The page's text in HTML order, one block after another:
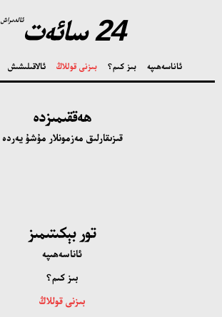
24 سائەت ئالدىراش
ئاناسەھىپە بىز كىم؟ بىزنى قوللاڭ ئالاقىلىشىش
ھەققىمىزدە
قىزىقارلىق مەزمونلار مۇشۇ يەردە
تور بېكىتىمىز
ئاناسەھىپە
بىز كىم؟
بىزنى قوللاڭ